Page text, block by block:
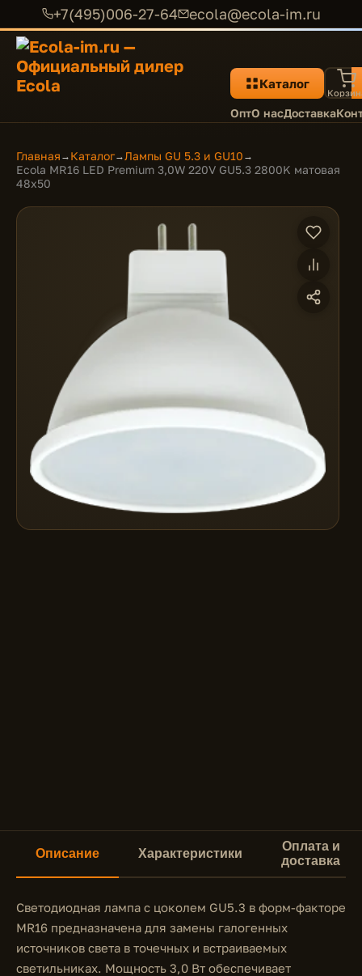
+7(495)006-27-64 ecola@ecola-im.ru
Каталог
ОптО насДоставка
Главная → Каталог→Лампы GU 5.3 и GU10 →
Ecola MR16 LED Premium 3,0W 220V GU5.3 2800K матовая
48x50
Описание Характеристики
Оплата и
доставка
Светодиодная лампа с цоколем GU5.3 в форм-факторе
MR16 предназначена для замены галогенных
источников света в точечных и встраиваемых
светильниках. Мощность 3,0 Вт обеспечивает